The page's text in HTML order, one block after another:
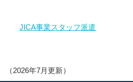
JICA事業スタッフ派遣
（2026年7月更新）